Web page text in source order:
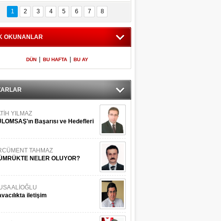
İstanbul
Adaları
600 milletvekilinin
listesi
1 2 3 4 5 6 7 8
OKUNANLAR
DÜN BU HAFTA BU AY
YILMAZ
Başarısı ve Hedefleri
TAHMAZ
NELER OLUYOR?
ALİOĞLU
iletişim